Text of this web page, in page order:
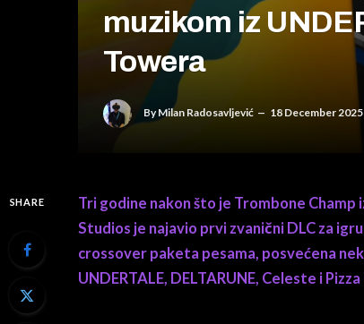
muzikom iz
Towera
By Milan Radosavljević 18 December 2025
SHARE
Tri godine nakon što je Trombone
Studios je najavio prvi zvanični DLC za
crossover paketa pesama, posvećena
UNDERTALE, DELTARUNE, Celeste i